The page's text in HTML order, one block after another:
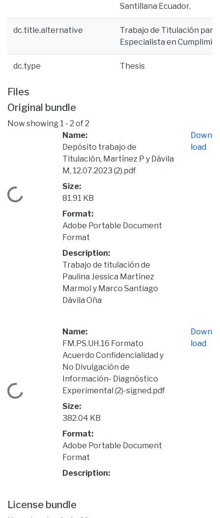
Santillana Ecuador.
dc.title.alternative
Trabajo de Titulación
Especialista en
dc.type Thesis
Files
Original bundle
Now showing 1 - 2 of 2
Loading...
Name:
Depósito trabajo de
Titulación, Martínez P y Dávila
M, 12.07.2023 (2).pdf
Size:
81.91 KB
Format:
Adobe Portable Document
Format
Description:
Trabajo de titulación de
Paulina Jessica Martínez
Marmol y Marco Santiago
Dávila Oña
Down
load
Loading...
Name:
FM.PS.UH.16 Formato
Acuerdo Confidencialidad y
No Divulgación de
Información- Diagnóstico
Experimental (2)-signed.pdf
Size:
382.04 KB
Format:
Adobe Portable Document
Format
Description:
Down
load
License bundle